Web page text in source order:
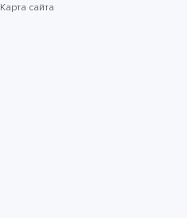
Карта сайта